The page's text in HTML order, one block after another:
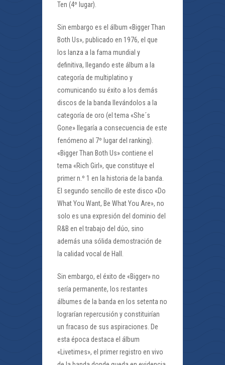
Ten (4º lugar).
Sin embargo es el álbum «Bigger Than
Both Us», publicado en 1976, el que
los lanza a la fama mundial y
definitiva, llegando este álbum a la
categoría de multiplatino y
comunicando su éxito a los demás
discos de la banda llevándolos a la
categoría de oro (el tema «She´s
Gone» llegaría a consecuencia de este
fenómeno al 7º lugar del ranking).
«Bigger Than Both Us» contiene el
tema «Rich Girl», que constituye el
primer n.º 1 en la historia de la banda.
El segundo sencillo de este disco «Do
What You Want, Be What You Are», no
solo es una expresión del dominio del
R&B en el trabajo del dúo, sino
además una sólida demostración de
la calidad vocal de Hall.
Sin embargo, el éxito de «Bigger» no
sería permanente, los restantes
álbumes de la banda en los setenta no
lograrían repercusión y constituirían
un fracaso de sus aspiraciones. De
esta época destaca el álbum
«Livetimes», el primer registro en vivo